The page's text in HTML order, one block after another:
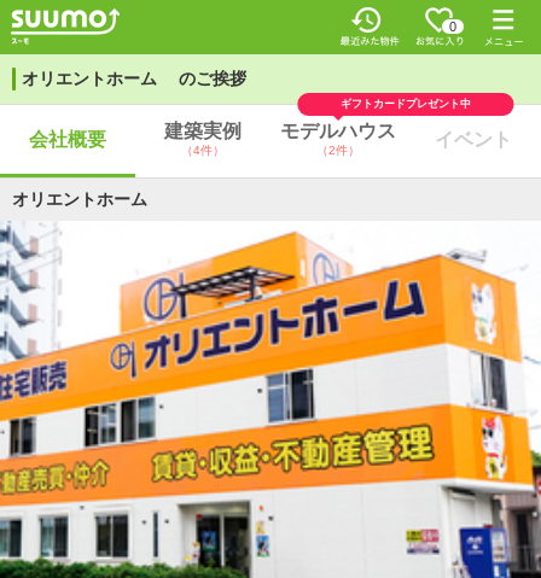
0
オリエントホーム のご挨拶
会社概要 建築実例
（4件）
ギフトカードプレゼント中
モデルハウス
（2件）
イベント
オリエントホーム